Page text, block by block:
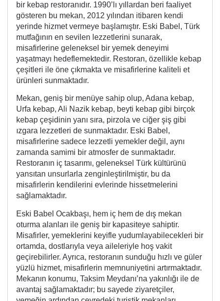
bir kebap restoranıdır. 1990’lı yıllardan beri faaliyet
gösteren bu mekan, 2012 yılından itibaren kendi
yerinde hizmet vermeye başlamıştır. Eski Babel, Türk
mutfağının en sevilen lezzetlerini sunarak,
misafirlerine geleneksel bir yemek deneyimi
yaşatmayı hedeflemektedir. Restoran, özellikle kebap
çeşitleri ile öne çıkmakta ve misafirlerine kaliteli et
ürünleri sunmaktadır.
Mekan, geniş bir menüye sahip olup, Adana kebap,
Urfa kebap, Ali Nazik kebap, beyti kebap gibi birçok
kebap çeşidinin yanı sıra, pirzola ve ciğer şiş gibi
ızgara lezzetleri de sunmaktadır. Eski Babel,
misafirlerine sadece lezzetli yemekler değil, aynı
zamanda samimi bir atmosfer de sunmaktadır.
Restoranın iç tasarımı, geleneksel Türk kültürünü
yansıtan unsurlarla zenginleştirilmiştir, bu da
misafirlerin kendilerini evlerinde hissetmelerini
sağlamaktadır.
Eski Babel Ocakbaşı, hem iç hem de dış mekan
oturma alanları ile geniş bir kapasiteye sahiptir.
Misafirler, yemeklerini keyifle yudumlayabilecekleri bir
ortamda, dostlarıyla veya aileleriyle hoş vakit
geçirebilirler. Ayrıca, restoranın sunduğu hızlı ve güler
yüzlü hizmet, misafirlerin memnuniyetini artırmaktadır.
Mekanın konumu, Taksim Meydanı’na yakınlığı ile de
avantaj sağlamaktadır; bu sayede ziyaretçiler,